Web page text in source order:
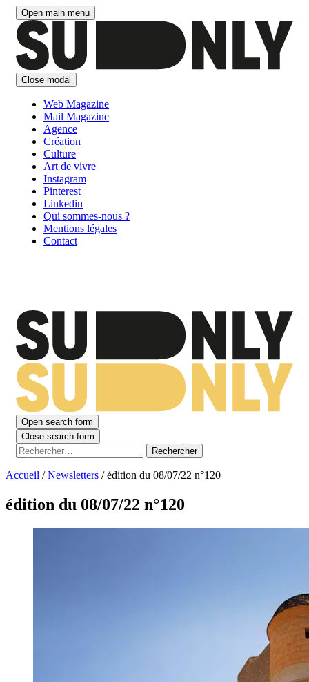
Aller
contenu
Open main menu
Close modal
Web Magazine
Mail Magazine
Agence
Création
Culture
Art de vivre
Instagram
Pinterest
Linkedin
Qui sommes-nous ?
Mentions légales
Contact
Open search form
Close search form
Rechercher :
Accueil /Newsletters /édition du 08/07/22 n°120
édition du 08/07/22 n°120